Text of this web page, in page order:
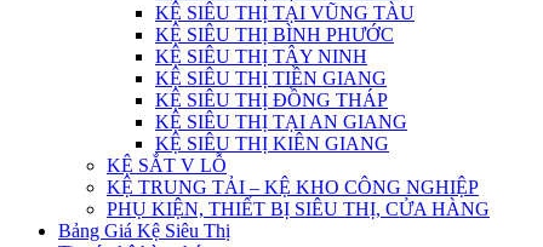
KỆ SIÊU THỊ TẠI VŨNG TÀU
KỆ SIÊU THỊ BÌNH PHƯỚC
KỆ SIÊU THỊ TÂY NINH
KỆ SIÊU THỊ TIỀN GIANG
KỆ SIÊU THỊ ĐỒNG THÁP
KỆ SIÊU THỊ TẠI AN GIANG
KỆ SIÊU THỊ KIÊN GIANG
KỆ SẮT V LỖ
KỆ TRUNG TẢI – KỆ KHO CÔNG NGHIỆP
PHỤ KIỆN, THIẾT BỊ SIÊU THỊ, CỬA HÀNG
Bảng Giá Kệ Siêu Thị